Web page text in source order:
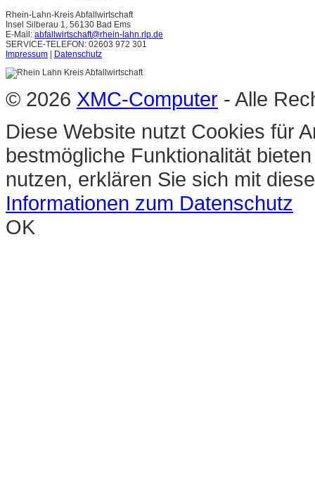
Rhein-Lahn-Kreis Abfallwirtschaft
Insel Silberau 1, 56130 Bad Ems
E-Mail: abfallwirtschaft@rhein-lahn.rlp.de
SERVICE-TELEFON: 02603 972 301
Impressum
Datenschutz
© 2026 XMC-Computer - Alle
Diese Website nutzt Cookies für
bestmögliche Funktionalität
nutzen, erklären Sie sich mit
Informationen zum Datenschutz
OK